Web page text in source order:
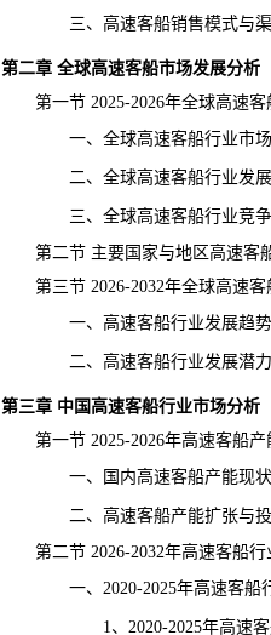
三、高速客船销售模式与渠
第二章 全球高速客船市场发展分析
第一节 2025-2026年全球高速客
一、全球高速客船行业市场
二、全球高速客船行业发展
三、全球高速客船行业竞争
第二节 主要国家与地区高速客
第三节 2026-2032年全球高速客
一、高速客船行业发展趋势
二、高速客船行业发展潜力
第三章 中国高速客船行业市场分析
第一节 2025-2026年高速客船产
一、国内高速客船产能现状
二、高速客船产能扩张与投
第二节 2026-2032年高速客船行
一、2020-2025年高速客船行
1、2020-2025年高速客船